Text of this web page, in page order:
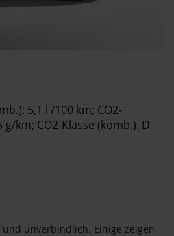
5,1 l /100 km; CO2-
km;​ CO2-Klasse (komb.): D
unverbindlich. Einige zeigen